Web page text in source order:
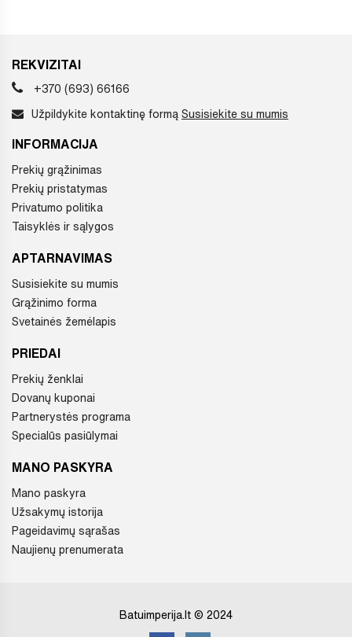
REKVIZITAI
+370 (693) 66166
Užpildykite kontaktinę formą Susisiekite su mumis
INFORMACIJA
Prekių grąžinimas
Prekių pristatymas
Privatumo politika
Taisyklės ir sąlygos
APTARNAVIMAS
Susisiekite su mumis
Grąžinimo forma
Svetainės žemėlapis
PRIEDAI
Prekių ženklai
Dovanų kuponai
Partnerystės programa
Specialūs pasiūlymai
MANO PASKYRA
Mano paskyra
Užsakymų istorija
Pageidavimų sąrašas
Naujienų prenumerata
Batuimperija.lt © 2024